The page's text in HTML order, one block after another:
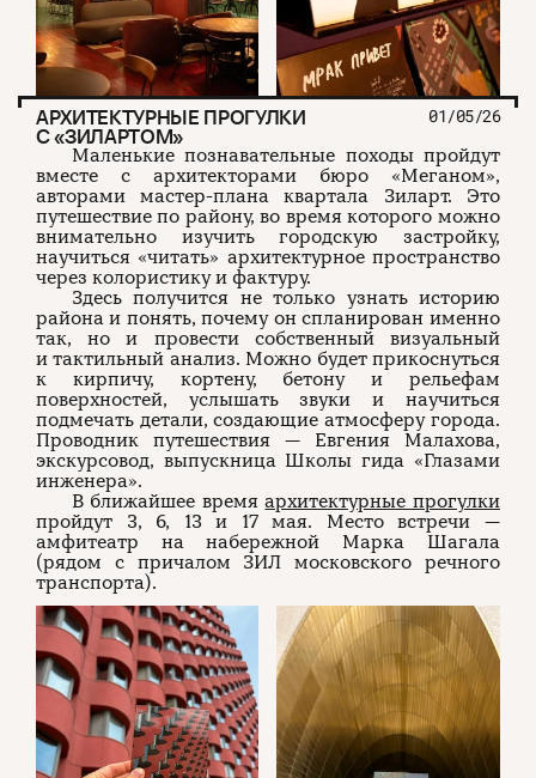
АРХИТЕКТУРНЫЕ ПРОГУЛКИ
С «ЗИЛАРТОМ»
01/05/26
Маленькие познавательные походы пройдут
вместе с архитекторами бюро «Меганом»,
авторами мастер-плана квартала Зиларт. Это
путешествие по району, во время которого можно
внимательно изучить городскую застройку,
научиться «читать» архитектурное пространство
через колористику и фактуру.
Здесь получится не только узнать историю
района и понять, почему он спланирован именно
так, но и провести собственный визуальный
и тактильный анализ. Можно будет прикоснуться
к кирпичу, кортену, бетону и рельефам
поверхностей, услышать звуки и научиться
подмечать детали, создающие атмосферу города.
Проводник путешествия — Евгения Малахова,
экскурсовод, выпускница Школы гида «Глазами
инженера».
В ближайшее времяархитектурные прогулки
пройдут 3, 6, 13 и 17 мая. Место встречи —
амфитеатр на набережной Марка Шагала
(рядом с причалом ЗИЛ московского речного
транспорта).